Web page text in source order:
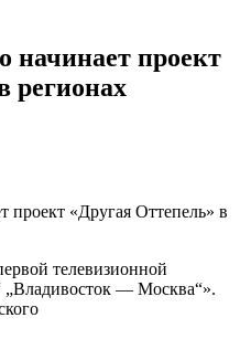
начинает проект
регионах
телевизионной
„Владивосток — Москва“».